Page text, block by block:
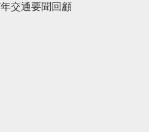
交通要聞回顧